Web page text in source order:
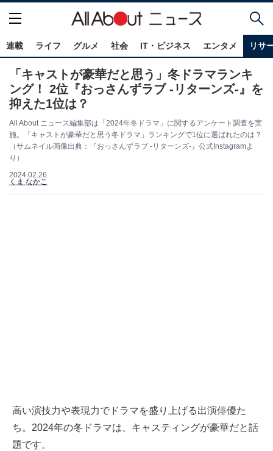
連載 ライフ グルメ 社会 IT・ビジネス エンタメ リサ
「キャストが豪華だと思う」冬ドラマランキ
ング！ 2位『おっさんずラブ -リターンズ-』を
抑えた1位は？
All About ニュース編集部は「2024年冬ドラマ」に関するアンケート調査を実
施。「キャストが豪華だと思う冬ドラマ」ランキングで1位に選ばれたのは？
（サムネイル画像出典：『おっさんずラブ -リターンズ-』公式Instagramよ
り）
2024.02.26
くま なかこ
高い演技力や表現力でドラマを盛り上げる出演俳優た
ち。2024年の冬ドラマは、キャスティングが豪華だと話
題です。